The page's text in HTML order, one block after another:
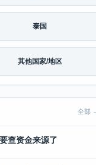
泰国
其他国家/地区
全部
查资金来源了